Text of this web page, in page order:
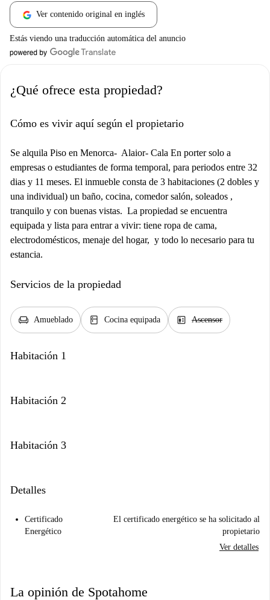
Ver contenido original en inglés
Estás viendo una traducción automática del anuncio
¿Qué ofrece esta propiedad?
Cómo es vivir aquí según el propietario
Se alquila Piso en Menorca- Alaior- Cala En porter solo a
empresas o estudiantes de forma temporal, para periodos entre 32
dias y 11 meses. El inmueble consta de 3 habitaciones (2 dobles y
una individual) un baño, cocina, comedor salón, soleados ,
tranquilo y con buenas vistas. La propiedad se encuentra
equipada y lista para entrar a vivir: tiene ropa de cama,
electrodomésticos, menaje del hogar, y todo lo necesario para tu
estancia.
Servicios de la propiedad
chair Amueblado kitchen Cocina equipada elevator Ascensor
Habitación 1
Habitación 2
Habitación 3
Detalles
Certificado
Energético
El certificado energético se ha solicitado al
propietario
Ver detalles
La opinión de Spotahome